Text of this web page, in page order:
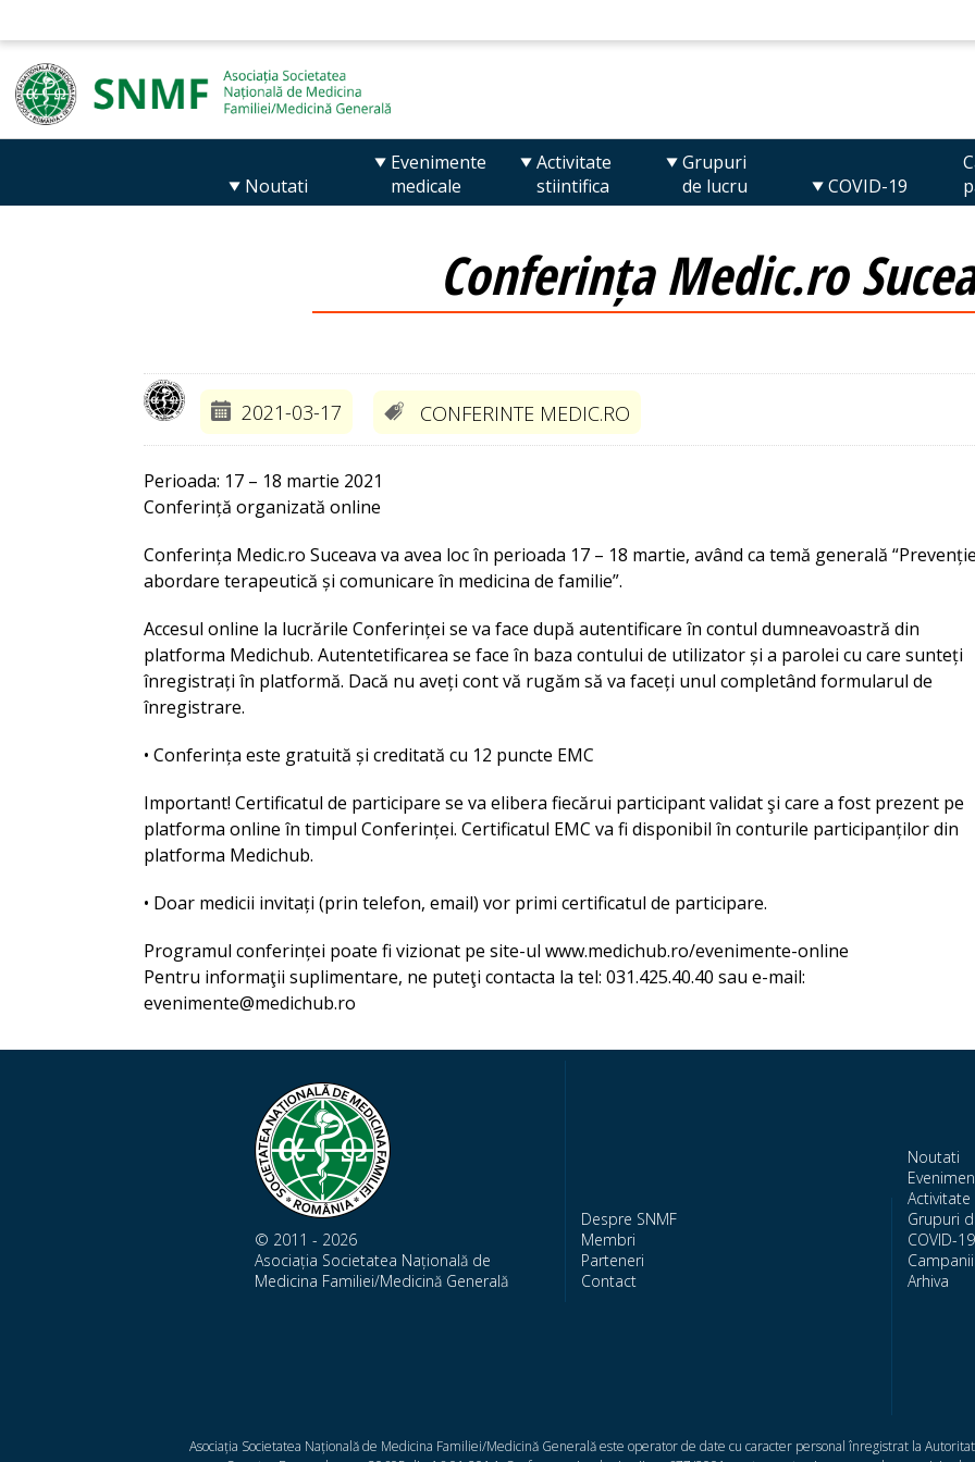
Noutati
Evenimente
medicale
Activitate
stiintifica
Grupuri
de lucru
COVID-19
Conferința Medic.ro
2021-03-17 CONFERINTE MEDIC.RO
Perioada: 17 – 18 martie 2021
Conferință organizată online
Conferința Medic.ro Suceava va avea loc în perioada 17 – 18 martie, având ca temă generală
abordare terapeutică și comunicare în medicina de familie”.
Accesul online la lucrările Conferinței se va face după autentificare în contul dumneavoastră din
platforma Medichub. Autentetificarea se face în baza contului de utilizator și a parolei cu care sunteți
înregistrați în platformă. Dacă nu aveți cont vă rugăm să va faceți unul completând formularul de
înregistrare.
• Conferința este gratuită și creditată cu 12 puncte EMC
Important! Certificatul de participare se va elibera fiecărui participant validat şi care a fost prezent pe
platforma online în timpul Conferinței. Certificatul EMC va fi disponibil în conturile participanților din
platforma Medichub.
• Doar medicii invitați (prin telefon, email) vor primi certificatul de participare.
Programul conferinței poate fi vizionat pe site-ul www.medichub.ro/evenimente-online
Pentru informaţii suplimentare, ne puteţi contacta la tel: 031.425.40.40 sau e-mail:
evenimente@medichub.ro
© 2011 - 2026
Asociația Societatea Națională de
Medicina Familiei/Medicină Generală
Despre SNMF
Membri
Parteneri
Contact
Noutati
Grupuri
COVID-19
Arhiva
Asociația Societatea Națională de Medicina Familiei/Medicină Generală este operator de date cu caracter personal înregistrat la